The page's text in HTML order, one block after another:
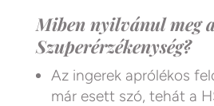
Miben nyilvánul meg
Szuperérzékenység?
Az ingerek aprólékos
már esett szó, tehát a